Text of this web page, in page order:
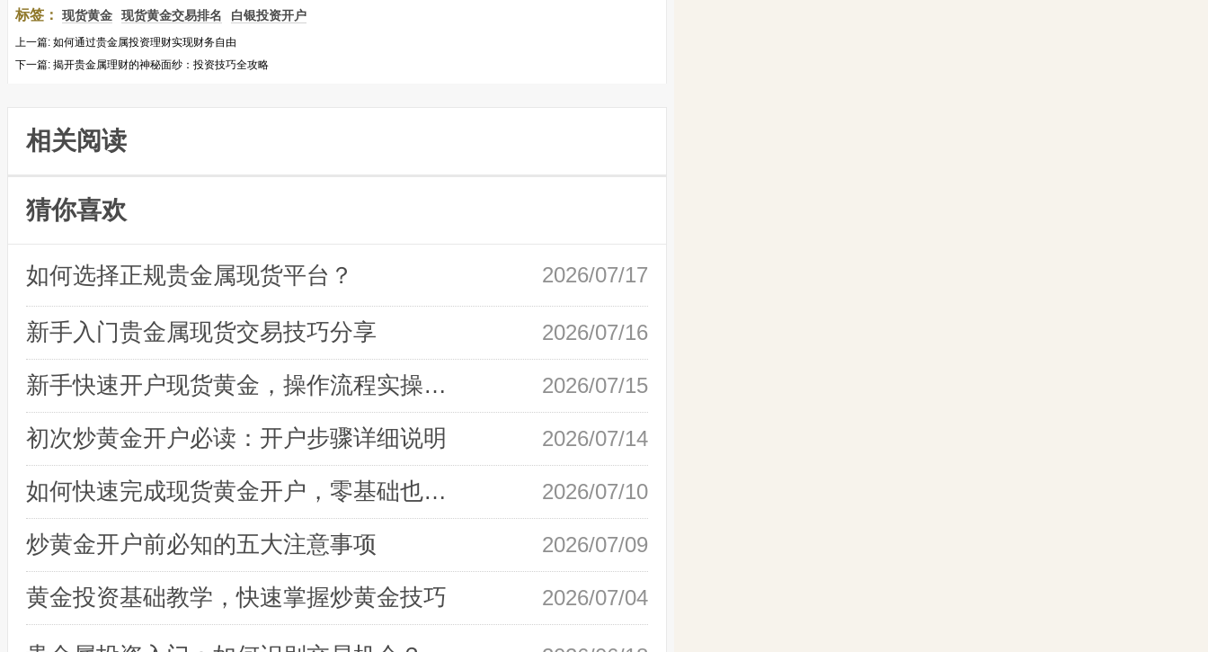
标签： 现货黄金 现货黄金交易排名 白银投资开户
上一篇: 如何通过贵金属投资理财实现财务自由
下一篇: 揭开贵金属理财的神秘面纱：投资技巧全攻略
相关阅读
猜你喜欢
如何选择正规贵金属现货平台？ 2026/07/17
新手入门贵金属现货交易技巧分享 2026/07/16
新手快速开户现货黄金，操作流程实操详解 2026/07/15
初次炒黄金开户必读：开户步骤详细说明 2026/07/14
如何快速完成现货黄金开户，零基础也能轻松上手 2026/07/10
炒黄金开户前必知的五大注意事项 2026/07/09
黄金投资基础教学，快速掌握炒黄金技巧 2026/07/04